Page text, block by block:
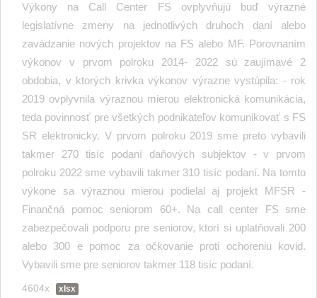
Výkony na Call Center FS ovplyvňujú buď výrazné
legislatívne zmeny na jednotlivých druhoch daní alebo
zavádzanie nových projektov na FS alebo MF. Porovnaním
výkonov v prvom polroku 2014- 2022 sú zaujímavé 2
obdobia, v ktorých krivka výkonov výrazne vystúpila: - rok
2019 ovplyvnila výraznou mierou elektronická komunikácia,
teda povinnosť pre všetkých podnikateľov komunikovať s FS
SR elektronicky. V prvom polroku 2019 sme preto vybavili
takmer 270 tisíc podaní daňových subjektov - v prvom
polroku 2022 sme vybavili takmer 310 tisíc podaní. Na tomto
výkone sa výraznou mierou podielal aj projekt MFSR -
Finančná pomoc seniorom 60+. Na call center FS sme
zabezpečovali podporu pre seniorov, ktorí si uplatňovali 200
alebo 300 e pomoc za očkovanie proti ochoreniu kovid.
Vybavili sme pre seniorov takmer 118 tisíc podaní.
4604x xlsx